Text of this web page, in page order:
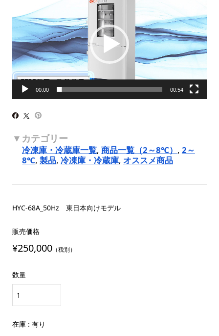
プ
レ
ー
ヤ
00:00 00:54
冷凍庫・冷蔵庫一覧, 商品一覧（2～8℃） , 2～
8℃, 製品, 冷凍庫・冷蔵庫, オススメ商品
HYC-68A_50Hz 東日本向けモデル
販売価格
¥250,000（税別）
数量
在庫 : 有り